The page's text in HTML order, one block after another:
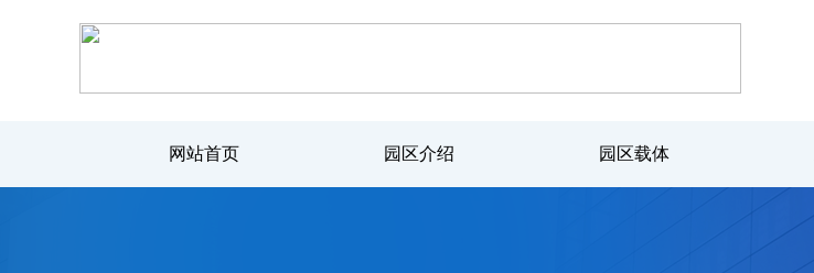
网站首页 园区介绍 园区载体